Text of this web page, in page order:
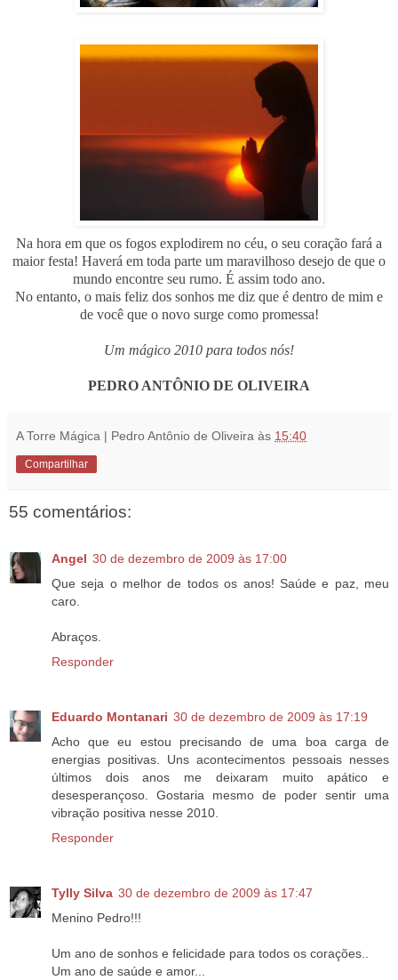
Na hora em que os fogos explodirem no céu, o seu coração fará a
maior festa! Haverá em toda parte um maravilhoso desejo de que o
mundo encontre seu rumo. É assim todo ano.
No entanto, o mais feliz dos sonhos me diz que é dentro de mim e
de você que o novo surge como promessa!
Um mágico 2010 para todos nós!
PEDRO ANTÔNIO DE OLIVEIRA
A Torre Mágica | Pedro Antônio de Oliveira às 15:40
Compartilhar
55 comentários:
Angel 30 de dezembro de 2009 às 17:00
Que seja o melhor de todos os anos! Saúde e paz, meu
caro.
Abraços.
Responder
Eduardo Montanari 30 de dezembro de 2009 às 17:19
Acho que eu estou precisando de uma boa carga de
energias positivas. Uns acontecimentos pessoais nesses
últimos dois anos me deixaram muito apático e
desesperançoso. Gostaria mesmo de poder sentir uma
vibração positiva nesse 2010.
Responder
Tylly Silva 30 de dezembro de 2009 às 17:47
Menino Pedro!!!
Um ano de sonhos e felicidade para todos os corações..
Um ano de saúde e amor...